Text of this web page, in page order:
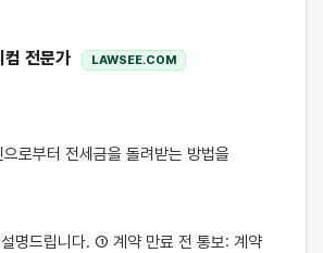
컴 전문가 LAWSEE.COM
명드립니다. ① 계약 만료 전 통보: 계약